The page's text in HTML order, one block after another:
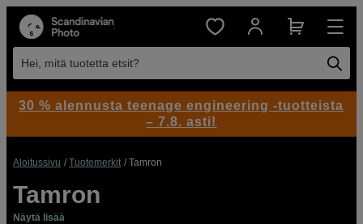
Hei, mitä tuotetta etsit?
Aloitussivu Tuotemerkit Tamron
Tamron
Näytä lisää
30 % alennusta teenage engineering -tuotteista
– 7.8. asti!